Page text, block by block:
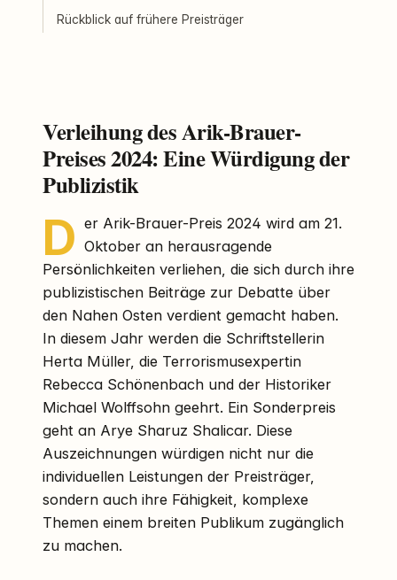
Rückblick auf frühere Preisträger
Verleihung des Arik-Brauer-
Preises 2024: Eine Würdigung der
Publizistik
D er Arik-Brauer-Preis 2024 wird am 21.
Oktober an herausragende
Persönlichkeiten verliehen, die sich durch ihre
publizistischen Beiträge zur Debatte über
den Nahen Osten verdient gemacht haben.
In diesem Jahr werden die Schriftstellerin
Herta Müller, die Terrorismusexpertin
Rebecca Schönenbach und der Historiker
Michael Wolffsohn geehrt. Ein Sonderpreis
geht an Arye Sharuz Shalicar. Diese
Auszeichnungen würdigen nicht nur die
individuellen Leistungen der Preisträger,
sondern auch ihre Fähigkeit, komplexe
Themen einem breiten Publikum zugänglich
zu machen.